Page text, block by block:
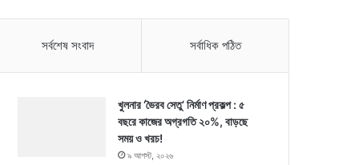
সর্বশেষ সংবাদ সর্বাধিক পঠিত
খুলনার ‘ভৈরব সেতু’ নির্মাণ প্রকল্প : ৫
বছরে কাজের অগ্রগতি ২০%, বাড়ছে
সময় ও খরচ!
৯ আগস্ট, ২০২৬